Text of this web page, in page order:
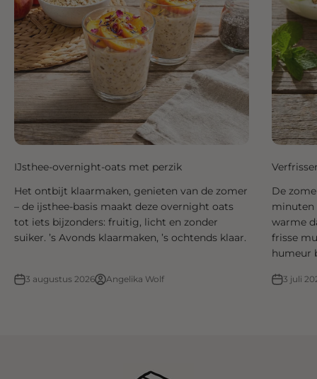
IJsthee-overnight-oats met perzik
Het ontbijt klaarmaken, genieten van de zomer
– de ijsthee-basis maakt deze overnight oats
tot iets bijzonders: fruitig, licht en zonder
suiker. ’s Avonds klaarmaken, ’s ochtends klaar.
3 augustus 2026 Angelika Wolf
De
minuten
warme
frisse
humeur
3 juli